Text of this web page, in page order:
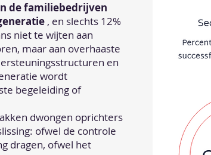
de familiebedrijven
, en slechts 12%
niet te wijten aan
maar aan overhaaste
en
wordt
begeleiding of
dwongen oprichters
ofwel de controle
dragen, ofwel het